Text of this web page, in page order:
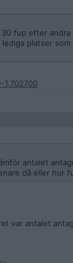
fup efter
platser
antalet
då eller hur
var antalet